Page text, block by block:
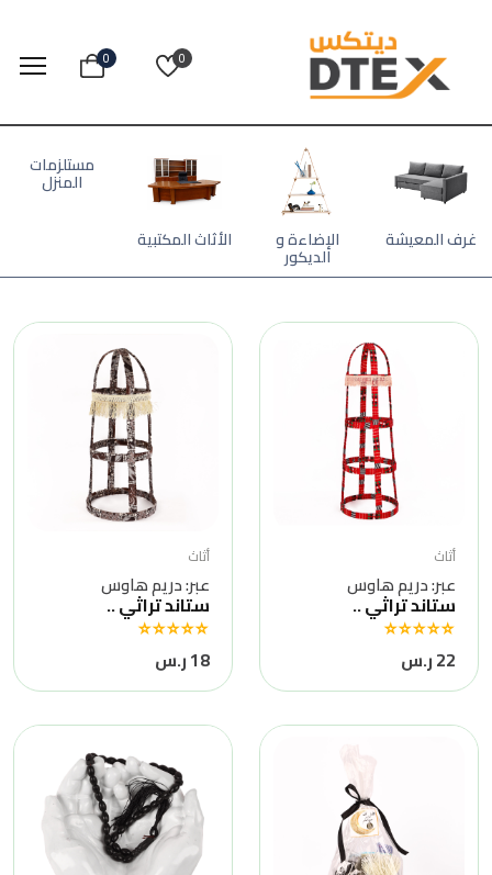
0
0
غرف المعيشة الإضاءة و
الديكور
الأثاث المكتبية
مستلزمات
المنزل
أثاث
عبر: دريم هاوس
ستاند تراثي ..
22 ر.س
أثاث
عبر: دريم هاوس
ستاند تراثي ..
18 ر.س